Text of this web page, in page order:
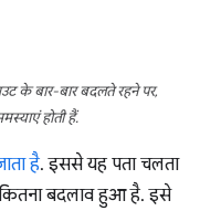
के बार-बार बदलते रहने पर,
होती हैं.
है. इससे यह पता चलता
बदलाव हुआ है. इसे